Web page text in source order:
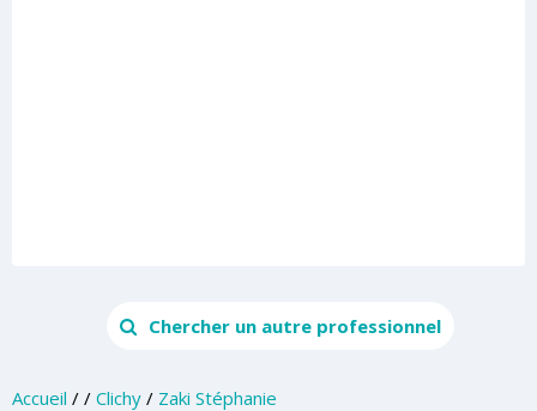
Chercher un autre professionnel
Accueil / / Clichy / Zaki Stéphanie